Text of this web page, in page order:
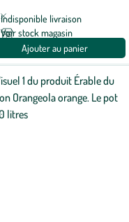
Indisponible livraison
Voir stock magasin
Ajouter au panier